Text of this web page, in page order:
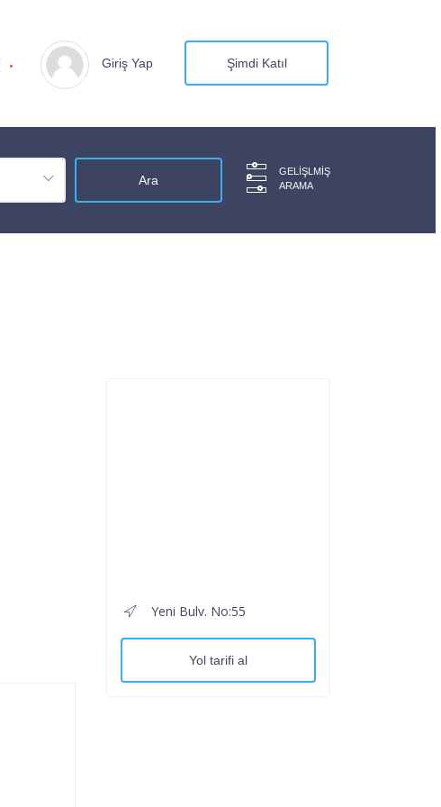
Giriş Yap Şimdi Katıl
GELIŞLMIŞ
ARAMA
Yeni Bulv. No:55
Yol tarifi al